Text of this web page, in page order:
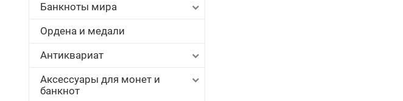
Банкноты мира
Ордена и медали
Антиквариат
Аксессуары для монет и
банкнот